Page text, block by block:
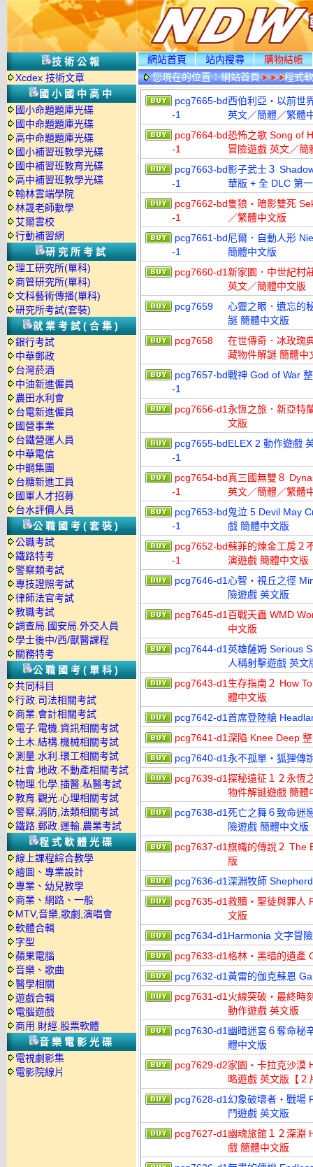
技術公報
Xcdex 技術文章
國小國中高中
國小命題題庫光碟
國中命題題庫光碟
高中命題題庫光碟
國小補習班教學光碟
國中補習班教育光碟
高中補習班教學光碟
翰林雲端學院
林晟老師數學
艾爾雲校
行動補習網
研究所考試
理工研究所(單科)
商管研究所(單科)
文科藝術傳播(單科)
研究所考試(套裝)
就業考試(合集)
銀行考試
中華郵政
台灣菸酒
中油新進僱員
農田水利會
台電新進僱員
國營事業
台鐵營運人員
中華電信
中鋼集團
台糖新進工員
國軍人才招募
台水評價人員
公職國考(套裝)
公職考試
鐵路特考
警察類考試
專技證照考試
律師法官考試
教職考試
調查局.國安局.外交人員
學士後中/西/獸醫課程
關務特考
公職國考(單科)
共同科目
行政.司法相關考試
商業.會計相關考試
電子.電機.資訊相關考試
土木.結構.機械相關考試
測量.水利.環工相關考試
社會.地政.不動產相關考試
物理.化學.插醫.私醫考試
教育.觀光.心理相關考試
警察,消防,法類相關考試
鐵路.郵政.運輸.農業考試
程式軟體光碟
線上課程綜合教學
繪圖、專業設計
專業、幼兒教學
商業、網路、一般
MTV,音樂,歌劇,演唱會
軟體合輯
字型
蘋果電腦
音樂、歌曲
醫學相關
遊戲合輯
電腦遊戲
商用.財經.股票軟體
音樂電影光碟
電視劇影集
電影院線片
網站首頁 站内搜尋
購物結帳
您現在的位置：網站首頁 程式
pcg7665-bd
-1
西伯利亞‧以前世
英文／簡體／繁體
pcg7664-bd
-1
恐怖之歌 Song of
冒險遊戲 英文／簡
pcg7663-bd
-1
影子武士３
華版 + 全 DLC 第
pcg7662-bd
-1
隻狼‧暗影雙死
／繁體中文版
pcg7661-bd
-1
尼爾．自動人形
簡體中文版
pcg7660-d1新家園．中世紀村
英文／簡體中文版
pcg7659
心靈之眼．遺忘的
謎 簡體中文版
pcg7658
在世傳奇．冰玫瑰
藏物件解謎 簡體中
pcg7657-bd
-1
戰神 God of War
pcg7656-d1永恆之旅．新亞特
文版
pcg7655-bd
-1
ELEX 2 動作遊戲
pcg7654-bd
-1
真三國無雙８
英文／簡體／繁體
pcg7653-bd
-1
鬼泣 5 Devil May
戲 簡體中文版
pcg7652-bd
-1
蘇菲的煉金工房２
演遊戲 簡體中文版
pcg7646-d1心智‧視丘之徑
險遊戲 英文版
pcg7645-d1百戰天蟲 WMD
中文版
pcg7644-d1英雄薩姆 Serious
人稱射擊遊戲 英文
pcg7643-d1 生存指南２ How
體中文版
pcg7642-d1首席登陸艙
pcg7641-d1深陷 Knee Deep
pcg7640-d1永不孤單‧狐狸傳
pcg7639-d1探秘遠征１２永恆
物件解謎遊戲 簡體
pcg7638-d1死亡之舞６致命迷
險遊戲 簡體中文版
pcg7637-d1旗幟的傳說２ The
版
pcg7636-d1深淵牧師
pcg7635-d1救贖‧聖徒與罪人
文版
pcg7634-d1 Harmonia 文字冒
pcg7633-d1格林‧黑暗的遺產
pcg7632-d1黃雷的伽克蘇恩
pcg7631-d1 火線突破‧最終時
動作遊戲 英文版
pcg7630-d1 幽暗迷宮６奪命秘
體中文版
pcg7629-d2家園‧卡拉克沙漠
略遊戲 英文版【２
pcg7628-d1幻象破壞者‧戰場
鬥遊戲 英文版
pcg7627-d1 幽魂旅館１２深淵
戲 簡體中文版